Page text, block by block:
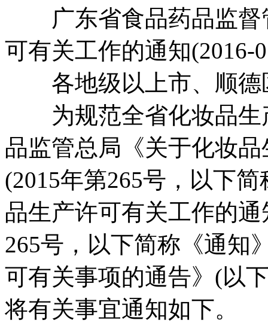
广东省食品药品监督
可有关工作的通知(2016-
各地级以上市、顺德
为规范全省化妆品生
品监管总局《关于化妆
(2015年第265号，以下
品生产许可有关工作的
265号，以下简称《通知
可有关事项的通告》(以
将有关事宜通知如下。